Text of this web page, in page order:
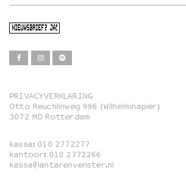
NIEUWSBRIEF? JA!
Film
Familie
Film in English
PRIVACYVERKLARING
Otto Reuchlinweg 996 (Wilhelminapier)
3072 MD Rotterdam
kassa: 010 2772277
kantoor: 010 2772266
kassa@lantarenvenster.nl